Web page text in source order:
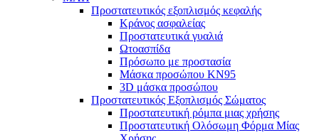
Προστατευτικός εξοπλισμός κεφαλής
Κράνος ασφαλείας
Προστατευτικά γυαλιά
Ωτοασπίδα
Πρόσωπο με προστασία
Μάσκα προσώπου KN95
3D μάσκα προσώπου
Προστατευτικός Εξοπλισμός Σώματος
Προστατευτική ρόμπα μιας χρήσης
Προστατευτική Ολόσωμη Φόρμα Μίας